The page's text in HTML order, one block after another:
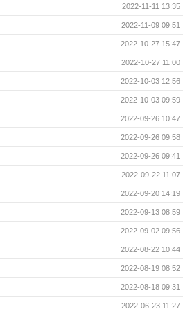
2022-11-11 13:35
2022-11-09 09:51
2022-10-27 15:47
2022-10-27 11:00
2022-10-03 12:56
2022-10-03 09:59
2022-09-26 10:47
2022-09-26 09:58
2022-09-26 09:41
2022-09-22 11:07
2022-09-20 14:19
2022-09-13 08:59
2022-09-02 09:56
2022-08-22 10:44
2022-08-19 08:52
2022-08-18 09:31
2022-06-23 11:27